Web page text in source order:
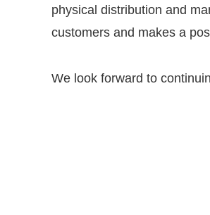
physical distribution and
customers and makes a
We look forward to